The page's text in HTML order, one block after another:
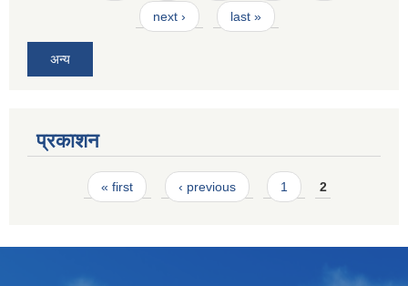
next › last »
अन्य
प्रकाशन
Pages« first ‹ previous 1 2